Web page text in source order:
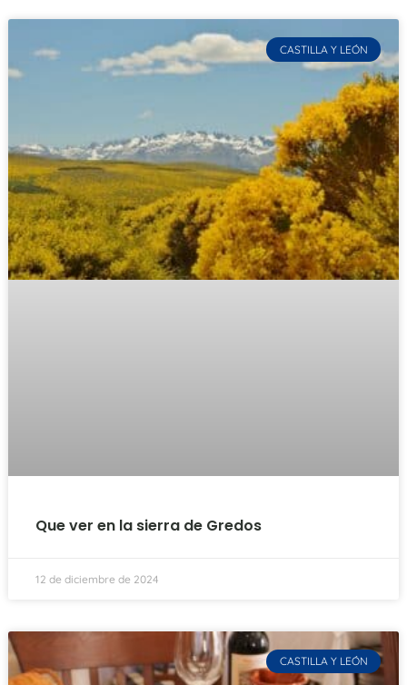
CASTILLA Y LEÓN
Que ver en la sierra de Gredos
12 de diciembre de 2024
CASTILLA Y LEÓN